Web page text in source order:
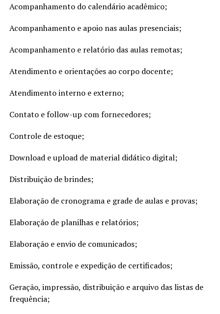
Acompanhamento do calendário acadêmico;
Acompanhamento e apoio nas aulas presenciais;
Acompanhamento e relatório das aulas remotas;
Atendimento e orientações ao corpo docente;
Atendimento interno e externo;
Contato e follow-up com fornecedores;
Controle de estoque;
Download e upload de material didático digital;
Distribuição de brindes;
Elaboração de cronograma e grade de aulas e provas;
Elaboração de planilhas e relatórios;
Elaboração e envio de comunicados;
Emissão, controle e expedição de certificados;
Geração, impressão, distribuição e arquivo das listas de
frequência;